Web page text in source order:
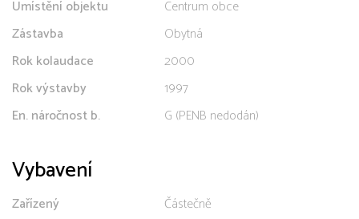
Umístění objektu
Centrum obce
Zástavba
Obytná
Rok kolaudace
2000
Rok výstavby
1997
En. náročnost b.
G (PENB nedodán)
Vybavení
Zařízený
Částečně